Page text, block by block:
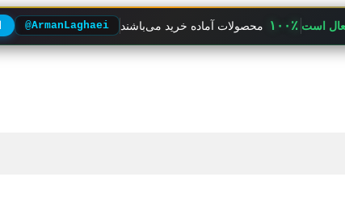
است ۱۰۰٪ محصولات آماده خرید می‌باشند @ArmanLaghaei